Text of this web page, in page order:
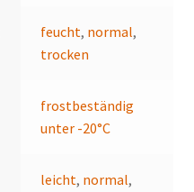
feucht, normal,
trocken
frostbeständig
unter -20°C
leicht, normal,